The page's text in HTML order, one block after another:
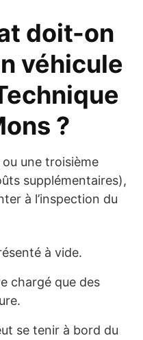
doit-on
véhicule
?
ou une troisième
supplémentaires),
à l’inspection du
à vide.
chargé que des
se tenir à bord du